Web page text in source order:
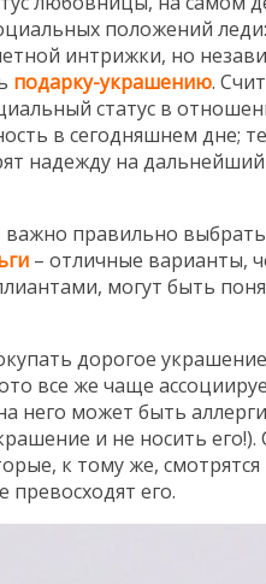
положений
интрижки, но
подарку-украшению.
статус в
в сегодняшнем дне;
надежду на дальнейший
правильно
– отличные варианты,
могут быть
дорогое
все же чаще
него может быть
и не носить его!).
к тому же, смотрятся
его.